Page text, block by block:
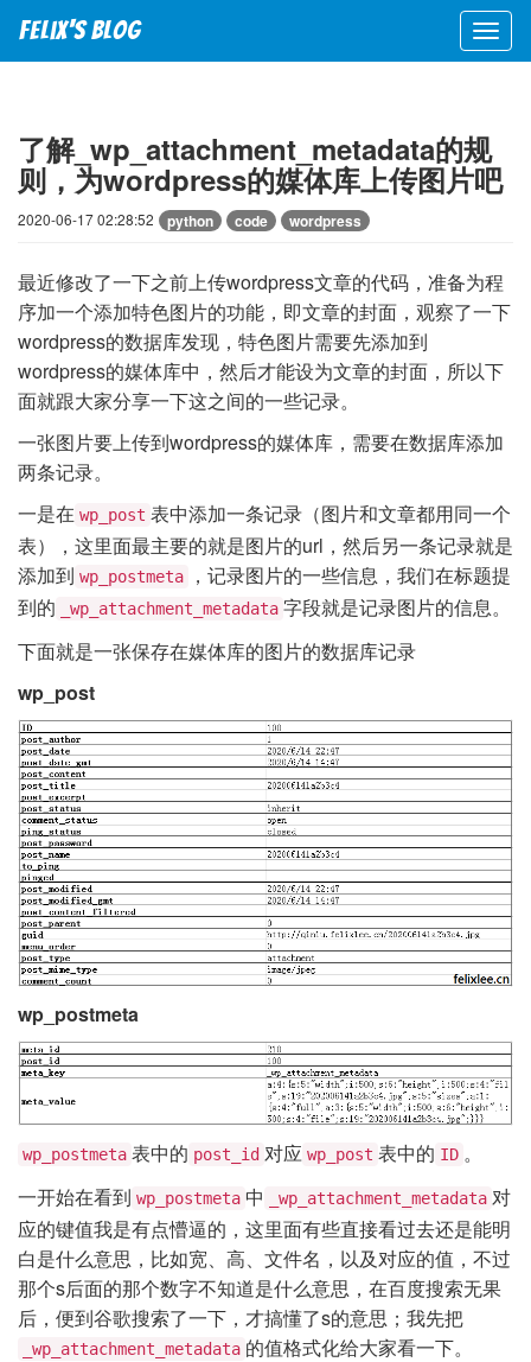
Felix's blog
了解_wp_attachment_metadata的规
则，为wordpress的媒体库上传图片吧
2020-06-17 02:28:52 python code wordpress
最近修改了一下之前上传wordpress文章的代码，准备为程
序加一个添加特色图片的功能，即文章的封面，观察了一下
wordpress的数据库发现，特色图片需要先添加到
wordpress的媒体库中，然后才能设为文章的封面，所以下
面就跟大家分享一下这之间的一些记录。
一张图片要上传到wordpress的媒体库，需要在数据库添加
两条记录。
一是在 wp_post 表中添加一条记录（图片和文章都用同一个
表），这里面最主要的就是图片的url，然后另一条记录就是
添加到 wp_postmeta
，记录图片的一些信息，我们在标题提
到的
_wp_attachment_metadata 字段就是记录图片的信息。
下面就是一张保存在媒体库的图片的数据库记录
wp_post
wp_postmeta
wp_postmeta 表中的 post_id 对应 wp_post 表中的 ID 。
一开始在看到 wp_postmeta 中 _wp_attachment_metadata 对
应的键值我是有点懵逼的，这里面有些直接看过去还是能明
白是什么意思，比如宽、高、文件名，以及对应的值，不过
那个s后面的那个数字不知道是什么意思，在百度搜索无果
后，便到谷歌搜索了一下，才搞懂了s的意思；我先把
_wp_attachment_metadata 的值格式化给大家看一下。